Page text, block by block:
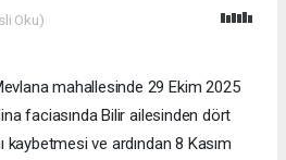
Oku)
mahallesinde 29 Ekim 2025
faciasında Bilir ailesinden dört
kaybetmesi ve ardından 8 Kasım